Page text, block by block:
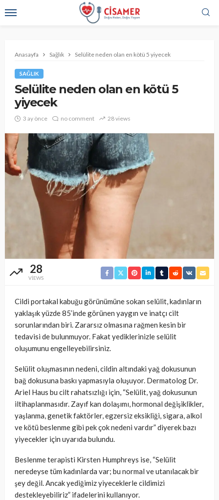
Anasayfa Sağlık Selülite neden olan en kötü 5 yiyecek
SAĞLIK
Selülite neden olan en kötü 5
yiyecek
3 ay önce no comment 28 views
28
VIEWS
Cildi portakal kabuğu görünümüne sokan selülit, kadınların
yaklaşık yüzde 85’inde görünen yaygın ve inatçı cilt
sorunlarından biri. Zararsız olmasına rağmen kesin bir
tedavisi de bulunmuyor. Fakat yediklerinizle selülit
oluşumunu engelleyebilirsiniz.
Selülit oluşmasının nedeni, cildin altındaki yağ dokusunun
bağ dokusuna baskı yapmasıyla oluşuyor. Dermatolog Dr.
Ariel Haus bu cilt rahatsızlığı için, “Selülit, yağ dokusunun
iltihaplanmasıdır. Zayıf kan dolaşımı, hormonal değişiklikler,
yaşlanma, genetik faktörler, egzersiz eksikliği, sigara, alkol
ve kötü beslenme gibi pek çok nedeni vardır” diyerek bazı
yiyecekler için uyarıda bulundu.
Beslenme terapisti Kirsten Humphreys ise, “Selülit
neredeyse tüm kadınlarda var; bu normal ve utanılacak bir
şey değil. Ancak yediğimiz yiyeceklerle cildimizi
destekleyebiliriz” ifadelerini kullanıyor.